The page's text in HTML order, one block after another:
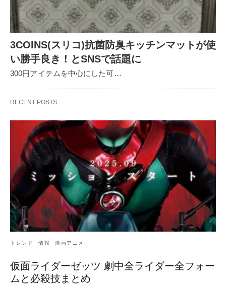
3COINS(スリコ)抗菌防臭キッチンマットが使
い勝手良き！とSNSで話題に
300円アイテムを中心にした可…
RECENT POSTS
トレンド 情報 漫画アニメ
仮面ライダーゼッツ 劇中全ライダー全フォー
ムと必殺技まとめ